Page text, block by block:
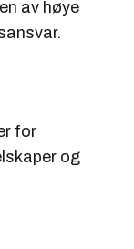
av høye
for
og